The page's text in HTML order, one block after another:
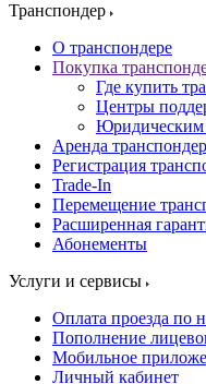
Транспондер
О транспондере
Покупка
Где купить
Центры
Юридическим
Аренда
Регистрация
Trade-In
Перемещение
Расширенная
Абонементы
Услуги и сервисы
Оплата проезда по
Пополнение
Мобильное
Личный кабинет